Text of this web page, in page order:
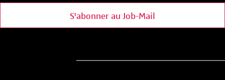
S'abonner au Job-Mail